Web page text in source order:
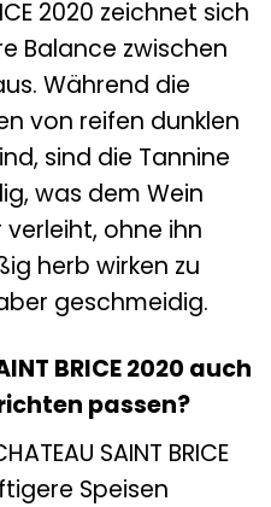
2020 zeichnet sich
Balance zwischen
Während die
von reifen dunklen
sind die Tannine
was dem Wein
ohne ihn
herb wirken zu
geschmeidig.
BRICE 2020 auch
passen?
SAINT BRICE
Speisen